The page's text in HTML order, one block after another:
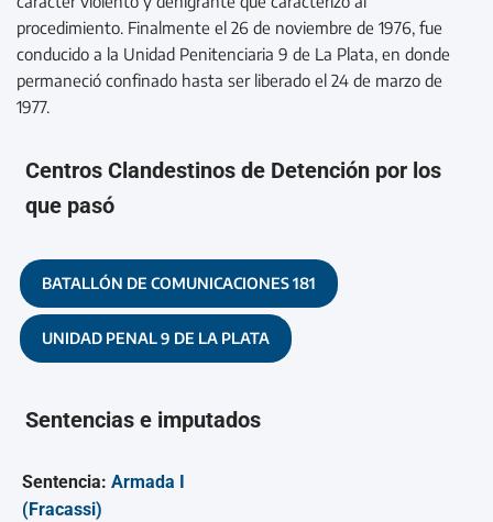
procedimiento. Finalmente el 26 de noviembre de 1976, fue
conducido a la Unidad Penitenciaria 9 de La Plata, en donde
permaneció confinado hasta ser liberado el 24 de marzo de
1977.
Centros Clandestinos de Detención por los
que pasó
BATALLÓN DE COMUNICACIONES 181
UNIDAD PENAL 9 DE LA PLATA
Sentencias e imputados
Sentencia: Armada I
(Fracassi)